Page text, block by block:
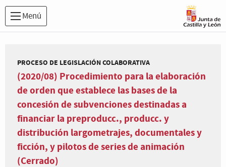
Menú
PROCESO DE LEGISLACIÓN COLABORATIVA
(2020/08) Procedimiento para la elaboración
de orden que establece las bases de la
concesión de subvenciones destinadas a
financiar la preproducc., producc. y
distribución largometrajes, documentales y
ficción, y pilotos de series de animación
(Cerrado)